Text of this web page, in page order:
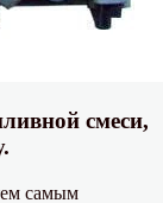
смеси,
самым